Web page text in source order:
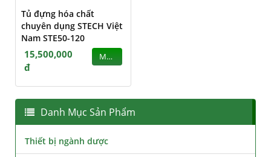
Tủ đựng hóa chất
chuyên dụng STECH Việt
Nam STE50-120
15,500,000
đ
MUA
Danh Mục Sản Phẩm
Thiết bị ngành dược